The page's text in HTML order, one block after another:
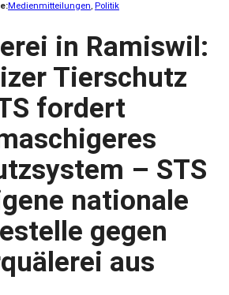
Medienmitteilungen, Politik
in Ramiswil:
Tierschutz
fordert
– STS
nationale
gegen
aus